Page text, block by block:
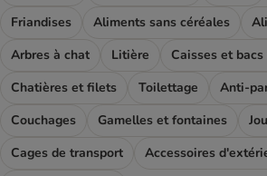
Friandises
Aliments sans céréales
Arbres à chat
Litière
Caisses et
Chatières et filets
Toilettage
Anti-
Couchages
Gamelles et fontaines
Cages de transport
Accessoires